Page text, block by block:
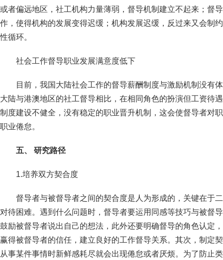
或者偏远地区，社工机构力量薄弱，督导机制建立不起来；督
作，使得机构的发展变得迟缓；机构发展迟缓，反过来又会制
性循环。
社会工作督导职业发展满意度低下
目前，我国大陆社会工作的督导薪酬制度与激励机制没有
大陆与港澳地区的社工督导相比，在相同角色的扮演但工资待
制度建设不健全，没有稳定的职业晋升机制，这会使督导者对
职业倦怠。
五、 研究路径
1.培养双方契合度
督导者与被督导者之间的契合度是人为形成的，关键在于
对待困难。遇到什么问题时，督导者要运用同感等技巧与被督
鼓励被督导者说出自己的想法，此外还要明确督导的角色认定
赢得被督导者的信任，建立良好的工作督导关系。其次，制定
从事某件事情时新鲜感耗尽就会出现倦怠或者厌烦。为了防止